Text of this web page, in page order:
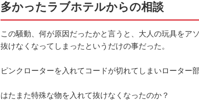
多かったラブホテルからの相談
この騒動、何が原因だったかと言うと、大人の玩具をア
抜けなくなってしまったというだけの事だった。
ピンクローターを入れてコードが切れてしまいローター
はたまた特殊な物を入れて抜けなくなったのか？